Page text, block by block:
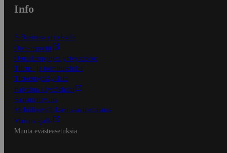
Info
S-Business yrityksille
Oiva-raportit
Osuuskauppojen yhteystiedot
Tilaus- ja toimitusehdot
Tietosuojakäytäntö
Palvelun käyttöehdot
Saavutettavuus
Mobiilisovelluksen saavutettavuus
Mainostajalle
Muuta evästeasetuksia